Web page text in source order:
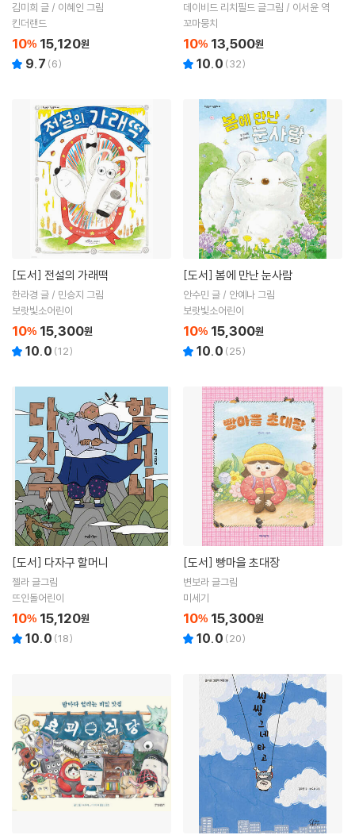
김미희 글 / 이혜인 그림
킨더랜드
10% 15,120원
9.7 (6)
데이비드 리치필드 글그림 / 이서윤 역
꼬마뭉치
10% 13,500원
10.0 (32)
[도서] 전설의 가래떡
한라경 글 / 민승지 그림
보랏빛소어린이
10% 15,300원
10.0 (12)
[도서] 봄에 만난 눈사람
안수민 글 / 안예나 그림
보랏빛소어린이
10% 15,300원
10.0 (25)
[도서] 다자구 할머니
젤라 글그림
뜨인돌어린이
10% 15,120원
10.0 (18)
[도서] 빵마을 초대장
변보라 글그림
미세기
10% 15,300원
10.0 (20)